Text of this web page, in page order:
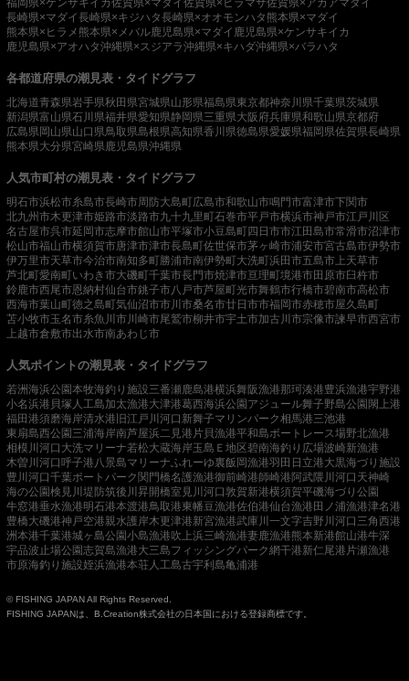
福岡県×ケンサキイカ佐賀県×マダイ佐賀県×ヒラマサ佐賀県×アカアマダイ
長崎県×マダイ長崎県×キジハタ長崎県×オオモンハタ 熊本県×マダイ
熊本県×ヒラメ 熊本県×メバル鹿児島県×マダイ 鹿児島県×ケンサキイカ
鹿児島県×アオハタ沖縄県×スジアラ沖縄県×キハダ沖縄県×バラハタ
各都道府県の潮見表・タイドグラフ
北海道青森県岩手県秋田県宮城県山形県福島県東京都神奈川県千葉県茨城県
新潟県富山県石川県福井県愛知県静岡県三重県大阪府兵庫県和歌山県京都府
広島県岡山県山口県鳥取県島根県高知県香川県徳島県愛媛県福岡県佐賀県長崎県
熊本県大分県宮崎県鹿児島県沖縄県
人気市町村の潮見表・タイドグラフ
明石市浜松市糸島市長崎市周防大島町広島市和歌山市鳴門市富津市下関市
北九州市木更津市姫路市淡路市九十九里町石巻市平戸市横浜市神戸市江戸川区
名古屋市呉市延岡市志摩市館山市平塚市小豆島町四日市市江田島市常滑市沼津市
松山市福山市横須賀市唐津市津市長島町佐世保市茅ヶ崎市浦安市宮古島市伊勢市
伊万里市天草市今治市南知多町勝浦市南伊勢町大洗町浜田市五島市 上天草市
芦北町愛南町いわき市大磯町千葉市長門市焼津市亘理町境港市田原市臼杵市
鈴鹿市西尾市恩納村仙台市銚子市八戸市芦屋町光市舞鶴市行橋市碧南市高松市
西海市葉山町徳之島町気仙沼市市川市桑名市廿日市市福岡市赤穂市屋久島町
苫小牧市玉名市糸魚川市川崎市尾鷲市柳井市宇土市加古川市宗像市諫早市西宮市
上越市倉敷市出水市南あわじ市
人気ポイントの潮見表・タイドグラフ
若洲海浜公園本牧海釣り施設三番瀬鹿島港横浜舞阪漁港那珂湊港豊浜漁港宇野港
小名浜港 貝塚人工島加太漁港大津港葛西海浜公園 アジュール舞子野島公園 閖上港
福田港須磨海岸清水港 旧江戸川河口 新舞子マリンパーク相馬港三池港
東扇島西公園 三浦海岸南芦屋浜二見港 片貝漁港平和島ボートレース場野北漁港
相模川河口 大洗マリーナ若松大蔵海岸玉島Ｅ地区碧南海釣り広場波崎新漁港
木曽川河口呼子港八景島マリーナふれーゆ裏飯岡漁港羽田 日立港大黒海づり施設
豊川河口千葉ポートパーク 関門橋名護漁港御前崎港師崎港 阿武隈川河口 天神崎
海の公園検見川堤防筑後川昇開橋室見川河口敦賀新港横須賀平磯海づり公園
牛窓港垂水漁港明石港本渡港鳥取港東幡豆漁港佐伯港仙台漁港 田ノ浦漁港津名港
豊橋大磯港神戸空港親水護岸木更津港新宮漁港武庫川一文字吉野川河口 三角西港
洲本港千葉港城ヶ島公園小島漁港吹上浜三崎漁港妻鹿漁港熊本新港館山港牛深
宇品波止場公園志賀島漁港大三島フィッシングパーク網干港新仁尾港 片瀬漁港
市原海釣り施設姪浜漁港本荘人工島古宇利島亀浦港
© FISHING JAPAN All Rights Reserved.
FISHING JAPANは、B.Creation株式会社の日本国における登録商標です。